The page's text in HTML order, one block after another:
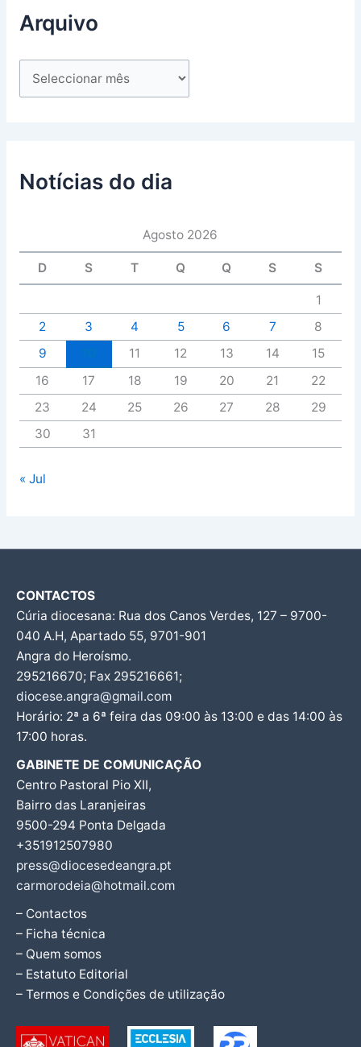
Arquivo
Notícias do dia
Agosto 2026
D S T Q Q S S
1
2
3 4 5 6 7
8
9
11 12 13 14
15
16
17 18 19 20 21
22
23
24 25 26 27 28
29
30
31
« Jul
CONTACTOS
Cúria diocesana: Rua dos Canos Verdes, 127 – 9700-
040 A.H, Apartado 55, 9701-901
Angra do Heroísmo.
295216670; Fax 295216661;
diocese.angra@gmail.com
Horário: 2ª a 6ª feira das 09:00 às 13:00 e das 14:00 às
17:00 horas.
GABINETE DE COMUNICAÇÃO
Centro Pastoral Pio XII,
Bairro das Laranjeiras
9500-294 Ponta Delgada
+351912507980
press@diocesedeangra.pt
carmorodeia@hotmail.com
– Contactos
– Ficha técnica
– Quem somos
– Estatuto Editorial
– Termos e Condições de utilização